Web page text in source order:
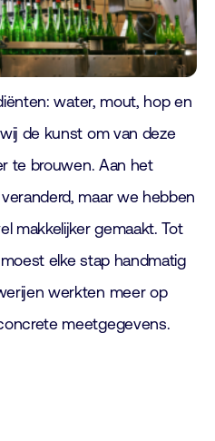
water, mout, hop en
de kunst om van deze
te brouwen. Aan het
maar we hebben
makkelijker gemaakt. Tot
elke stap handmatig
werkten meer op
meetgegevens.